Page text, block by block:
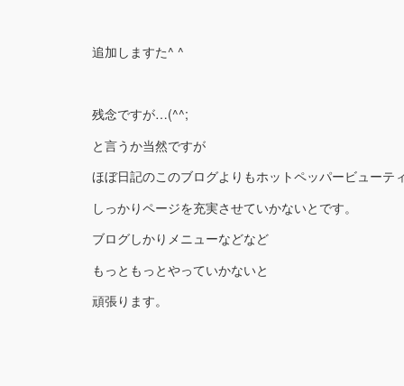
追加しますた^ ^
残念ですが…(^^;
と言うか当然ですが
ほぼ日記のこのブログよりもホットペッパービュー
しっかりページを充実させていかないとです。
ブログしかりメニューなどなど
もっともっとやっていかないと
頑張ります。